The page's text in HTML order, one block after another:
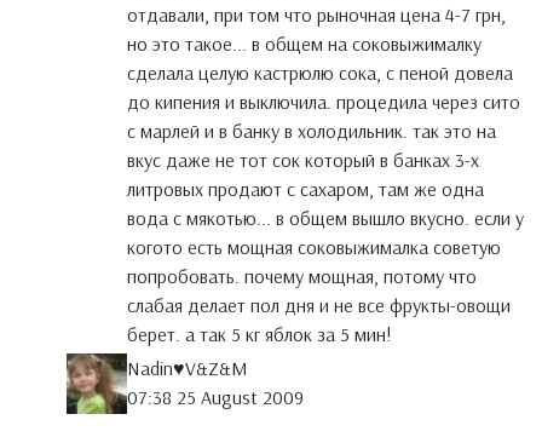
отдавали, при том что рыночная цена 4-7 грн,
но это такое... в общем на соковыжималку
сделала целую кастрюлю сока, с пеной довела
до кипения и выключила. процедила через сито
с марлей и в банку в холодильник. так это на
вкус даже не тот сок который в банках 3-х
литровых продают с сахаром, там же одна
вода с мякотью... в общем вышло вкусно. если у
когото есть мощная соковыжималка советую
попробовать. почему мощная, потому что
слабая делает пол дня и не все фрукты-овощи
берет. а так 5 кг яблок за 5 мин!
Nadin♥V&Z&M
07:38 25 August 2009